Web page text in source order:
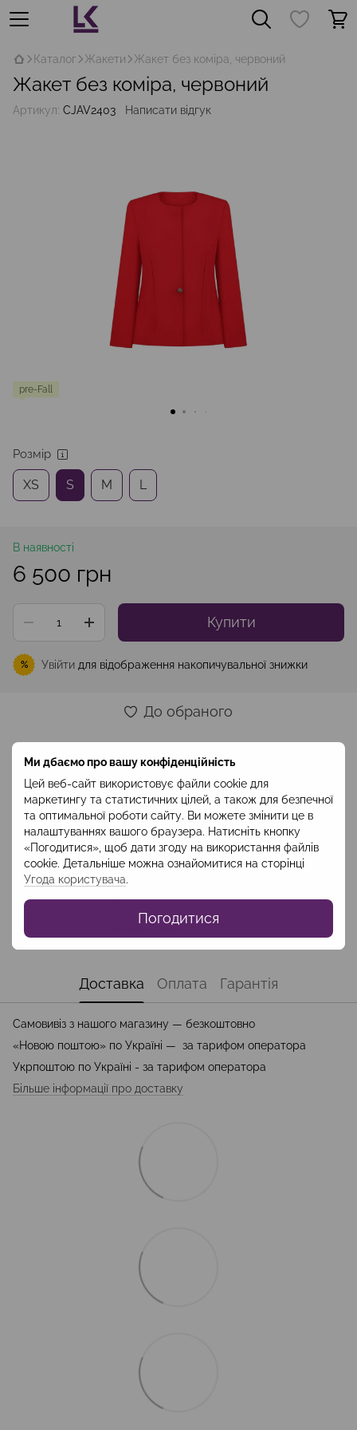
Ми дбаємо про вашу конфіденційність
Цей веб-сайт використовує файли cookie для
маркетингу та статистичних цілей, а також для безпечної
та оптимальної роботи сайту. Ви можете змінити це в
налаштуваннях вашого браузера. Натисніть кнопку
«Погодитися», щоб дати згоду на використання файлів
cookie. Детальніше можна ознайомитися на сторінці
Угода користувача.
Погодитися
Каталог Жакети Жакет без коміра, червоний
Жакет без коміра, червоний
Артикул: CJAV2403 Написати відгук
pre-Fall
Розмір
XS S M L
В наявності
6 500 грн
Купити
% Увійти для відображення накопичувальної знижки
До обраного
Опис
Склад: вовна 97%,еластан 3%, підклад:віскоза 100% Довжина
жакета -70 см Довжина рукавів -67 см Код: CJAV2403
Характеристики
Колір
Червоний
Колекція
Весна-Осінь
Доставка Оплата Гарантія
Самовивіз з нашого магазину — безкоштовно
«Новою поштою» по Україні — за тарифом оператора
Укрпоштою по Україні - за тарифом оператора
Більше інформації про доставку